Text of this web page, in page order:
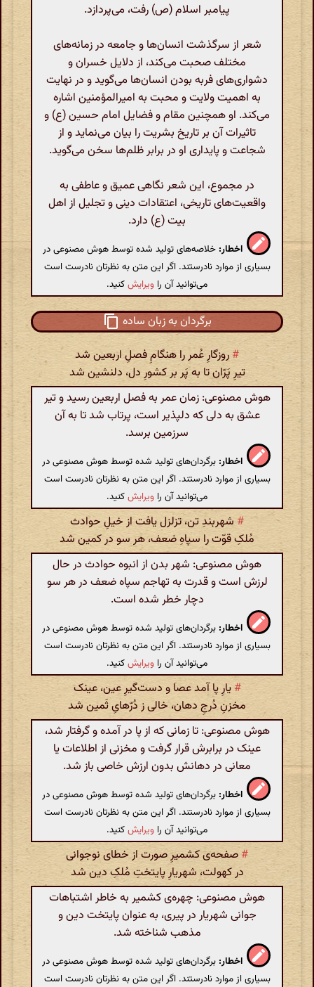
پیامبر اسلام (ص) رفت، می‌پردازد.
شعر از سرگذشت انسان‌ها و جامعه در زمانه‌های
مختلف صحبت می‌کند، از دلایل خسران و
دشواری‌های فربه بودن انسان‌ها می‌گوید و در نهایت
به اهمیت ولایت و محبت به امیرالمؤمنین اشاره
می‌کند. او همچنین مقام و فضایل امام حسین (ع) و
تاثیرات آن بر تاریخ بشریت را بیان می‌نماید و از
شجاعت و پایداری او در برابر ظلم‌ها سخن می‌گوید.
در مجموع، این شعر نگاهی عمیق و عاطفی به
واقعیت‌های تاریخی، اعتقادات دینی و تجلیل از اهل
بیت (ع) دارد.
اخطار: خلاصه‌های تولید شده توسط هوش مصنوعی در
بسیاری از موارد نادرستند. اگر این متن به نظرتان نادرست است
می‌توانید آن را ویرایشکنید.
برگردان به زبان ساده
# روزگارِ عُمر را هنگامِ فصلِ اربعین شد
تیرِ پَرّان تا به پَر بر کشورِ دل، دلنشین شد
هوش مصنوعی: زمان عمر به فصل اربعین رسید و تیر
عشق به دلی که دلپذیر است، پرتاب شد تا به آن
سرزمین برسد.
اخطار: برگردان‌های تولید شده توسط هوش مصنوعی در
بسیاری از موارد نادرستند. اگر این متن به نظرتان نادرست است
می‌توانید آن را ویرایشکنید.
# شهربندِ تن، تزلزل یافت از خیلِ حوادث
مُلکِ قوّت را سپاهِ ضعف، هر سو در کمین شد
هوش مصنوعی: شهر بدن از انبوه حوادث در حال
لرزش است و قدرت به تهاجم سپاه ضعف در هر سو
دچار خطر شده است.
اخطار: برگردان‌های تولید شده توسط هوش مصنوعی در
بسیاری از موارد نادرستند. اگر این متن به نظرتان نادرست است
می‌توانید آن را ویرایشکنید.
# یارِ پا آمد عصا و دست‌گیرِ عین، عینک
مخزنِ دُرجِ دهان، خالی ز دُرّهایِ ثَمین شد
هوش مصنوعی: تا زمانی که از پا در آمده و گرفتار شد،
عینک در برابرش قرار گرفت و مخزنی از اطلاعات یا
معانی در دهانش بدون ارزش خاصی باز شد.
اخطار: برگردان‌های تولید شده توسط هوش مصنوعی در
بسیاری از موارد نادرستند. اگر این متن به نظرتان نادرست است
می‌توانید آن را ویرایشکنید.
# صفحه‌ی کشمیرِ صورت از خطای نوجوانی
در کهولت، شهریارِ پایتختِ مُلکِ دین شد
هوش مصنوعی: چهره‌ی کشمیر به خاطر اشتباهات
جوانی شهریار در پیری، به عنوان پایتخت دین و
مذهب شناخته شد.
اخطار: برگردان‌های تولید شده توسط هوش مصنوعی در
بسیاری از موارد نادرستند. اگر این متن به نظرتان نادرست است